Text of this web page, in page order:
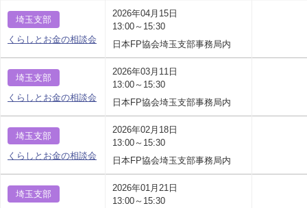
埼玉支部
くらしとお金の相談会
2026年04月15日
13:00～15:30
日本FP協会埼玉支部事務局内
埼玉支部
くらしとお金の相談会
2026年03月11日
13:00～15:30
日本FP協会埼玉支部事務局内
埼玉支部
くらしとお金の相談会
2026年02月18日
13:00～15:30
日本FP協会埼玉支部事務局内
埼玉支部
2026年01月21日
13:00～15:30